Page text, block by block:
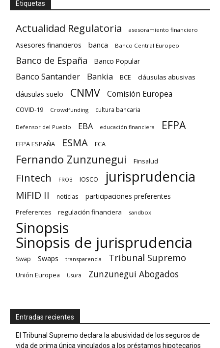
Etiquetas
Actualidad Regulatoria asesoramiento financiero
Asesores financieros banca Banco Central Europeo
Banco de España Banco Popular
Banco Santander Bankia BCE cláusulas abusivas
cláusulas suelo CNMV Comisión Europea
COVID-19 Crowdfunding cultura bancaria
Defensor del Pueblo EBA educación financiera EFPA
EFPA ESPAÑA ESMA FCA
Fernando Zunzunegui Finsalud
Fintech FROB IOSCO jurisprudencia
MiFID II noticias participaciones preferentes
Preferentes regulación financiera sandbox
Sinopsis
Sinopsis de jurisprudencia
Swap Swaps transparencia Tribunal Supremo
Unión Europea Usura Zunzunegui Abogados
Entradas recientes
El Tribunal Supremo declara la abusividad de los seguros de
vida de prima única vinculados a los préstamos hipotecarios